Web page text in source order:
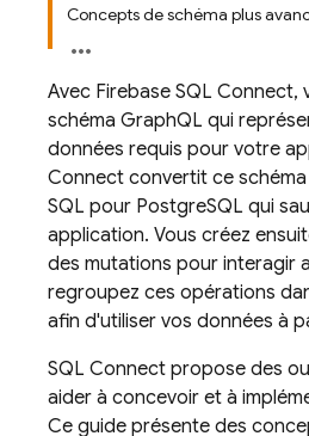
Concepts de schéma plus
Avec Firebase SQL Connect,
schéma GraphQL qui
données requis pour votre
Connect convertit ce
SQL pour PostgreSQL qui
application. Vous créez
des mutations pour interagir
regroupez ces opérations
afin d'utiliser vos données à
SQL Connect propose des
aider à concevoir et à
Ce guide présente des